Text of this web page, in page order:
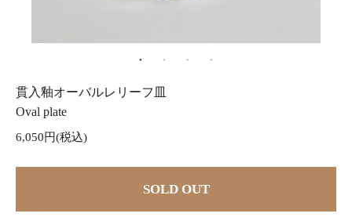
貫入釉オーバルレリーフ皿
Oval plate
6,050円(税込)
SOLD OUT